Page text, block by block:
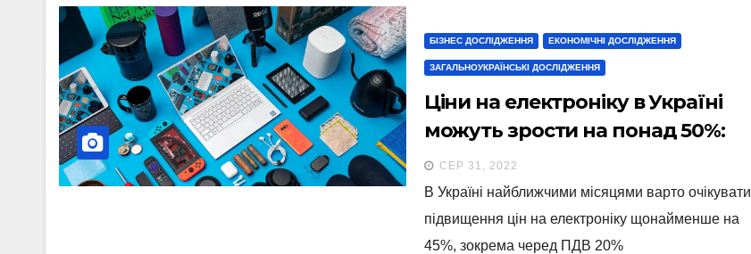
БІЗНЕС ДОСЛІДЖЕННЯ ЕКОНОМІЧНІ ДОСЛІДЖЕННЯ
ЗАГАЛЬНОУКРАЇНСЬКІ ДОСЛІДЖЕННЯ
Ціни на електроніку в Україні
можуть зрости на понад 50%:
коли чекати стрибок
СЕР 31, 2022
В Україні найближчими місяцями варто очікувати
підвищення цін на електроніку щонайменше на
45%, зокрема черед ПДВ 20%